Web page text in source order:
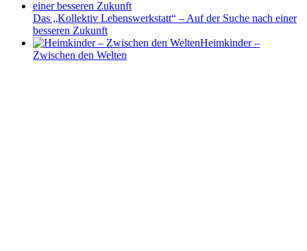
Das „Kollektiv Lebenswerkstatt“ – Auf der Suche nach einer
besseren Zukunft
Heimkinder –
Zwischen den Welten